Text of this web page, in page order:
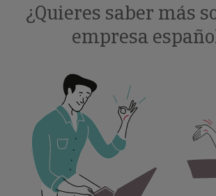
¿Quieres saber más
empresa